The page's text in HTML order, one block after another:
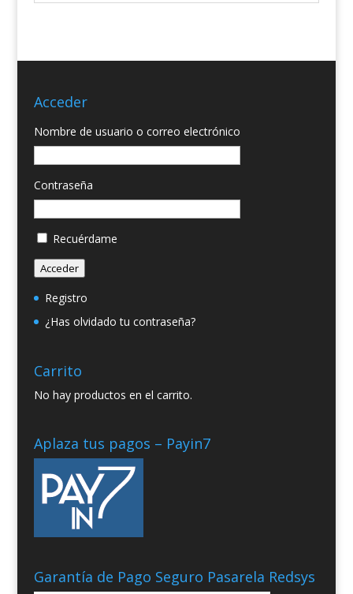
Acceder
Nombre de usuario o correo electrónico
Contraseña
Recuérdame
Acceder
Registro
¿Has olvidado tu contraseña?
Carrito
No hay productos en el carrito.
Aplaza tus pagos – Payin7
Garantía de Pago Seguro Pasarela Redsys